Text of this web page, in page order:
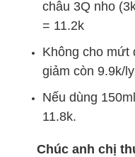
châu 3Q nho
= 11.2k
Không cho mứt
giảm còn 9.9k/
Nếu dùng
11.8k.
Chúc anh chị